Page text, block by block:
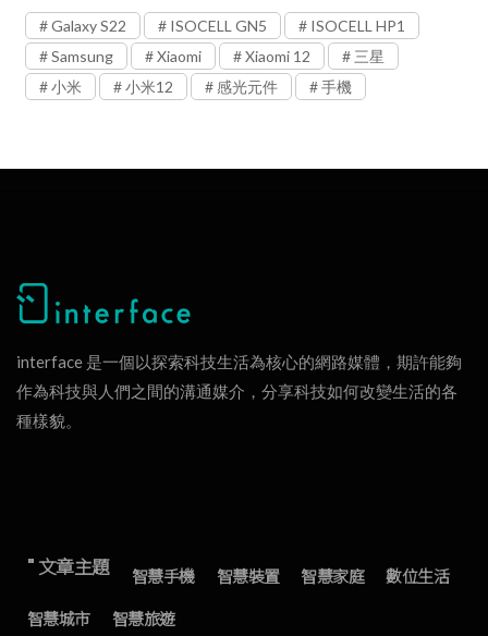
Galaxy S22 ISOCELL GN5
ISOCELL HP1
Samsung
Xiaomi Xiaomi 12
三星
小米
小米12 感光元件 手機
interface 是一個以探索科技生活為核心的網路媒體，期許能夠
作為科技與人們之間的溝通媒介，分享科技如何改變生活的各
種樣貌。
" 文章主題 智慧手機 智慧裝置 智慧家庭
數位生活
智慧城市
智慧旅遊